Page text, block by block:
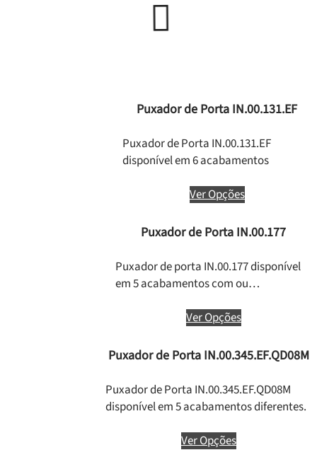
Puxador de Porta IN.00.131.EF
Puxador de Porta IN.00.131.EF
disponível em 6 acabamentos
Ver Opções
Puxador de Porta IN.00.177
Puxador de porta IN.00.177 disponível
em 5 acabamentos com ou…
Ver Opções
Puxador de Porta IN.00.345.EF.QD08M
Puxador de Porta IN.00.345.EF.QD08M
disponível em 5 acabamentos diferentes.
Ver Opções